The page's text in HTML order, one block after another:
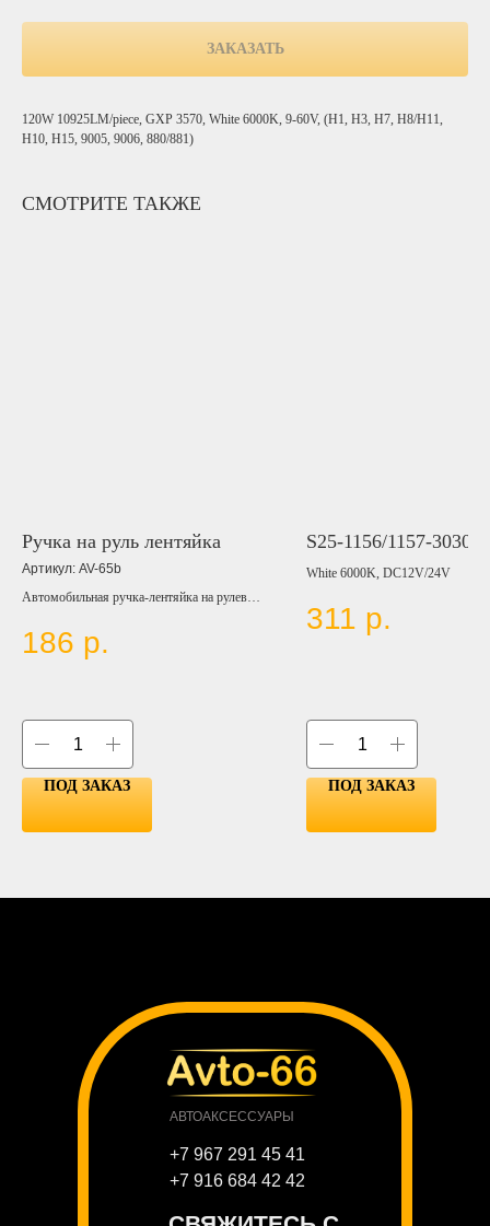
ЗАКАЗАТЬ
120W 10925LM/piece, GXP 3570, White 6000K, 9-60V, (H1, H3, H7, H8/H11,
H10, H15, 9005, 9006, 880/881)
СМОТРИТЕ ТАКЖЕ
Ручка на руль лентяйка
Артикул: AV-65b
Автомобильная ручка-лентяйка на рулевое
пластикового материала.
186 р.
ПОД ЗАКАЗ
S25-1156/1157-3030-
White 6000K, DC12V/24V
311 р.
ПОД ЗАКАЗ
АВТОАКСЕССУАРЫ
+7 967 291 45 41
+7 916 684 42 42